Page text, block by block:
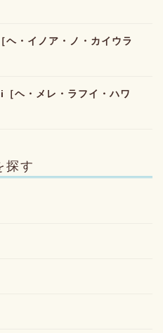
・イノア・ノ・カイウラ
ヘ・メレ・ラフイ・ハワ
探す